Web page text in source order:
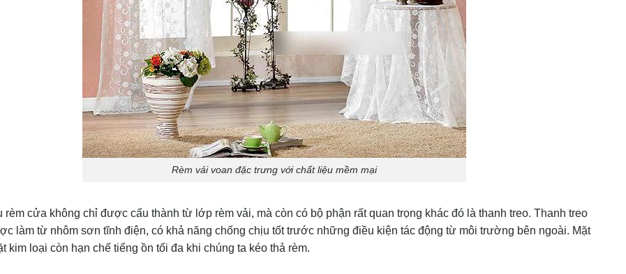
Rèm vải voan đặc trưng với chất liệu mềm mại
rèm cửa không chỉ được cấu thành từ lớp rèm vải, mà còn có bộ phận rất quan trọng khác đó là thanh treo. Thanh treo
làm từ nhôm sơn tĩnh điện, có khả năng chống chịu tốt trước những điều kiện tác động từ môi trường bên ngoài. Mặt
kim loại còn hạn chế tiếng ồn tối đa khi chúng ta kéo thả rèm.